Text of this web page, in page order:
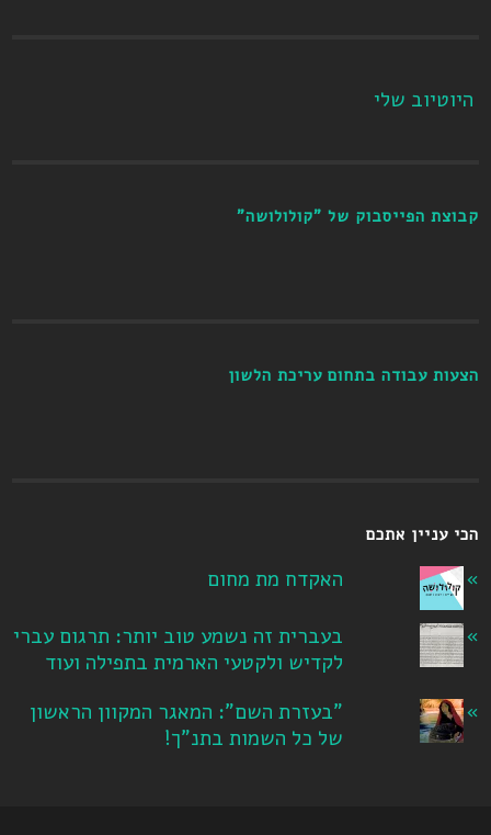
היוטיוב שלי
קבוצת הפייסבוק של "קולולושה"
הצעות עבודה בתחום עריכת הלשון
הכי עניין אתכם
האקדח מת מחום
בעברית זה נשמע טוב יותר: תרגום עברי
לקדיש ולקטעי הארמית בתפילה ועוד
"בעזרת השם": המאגר המקוון הראשון
של כל השמות בתנ"ך!